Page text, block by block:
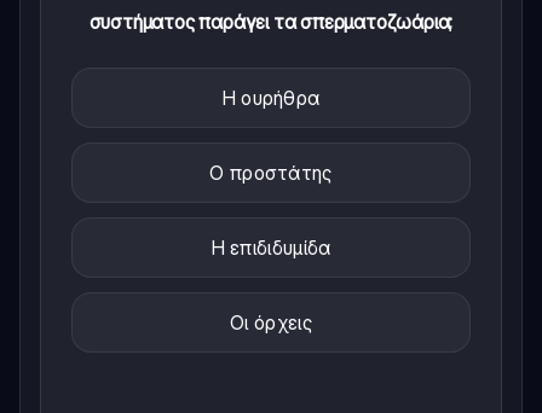
συστήματος παράγει τα σπερματοζωάρια;
Η ουρήθρα
Ο προστάτης
Η επιδιδυμίδα
Οι όρχεις